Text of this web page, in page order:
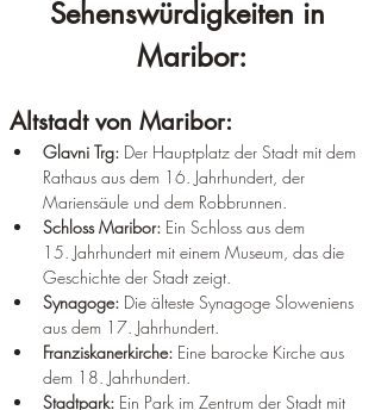
Sehenswürdigkeiten in
Maribor:
Altstadt von Maribor:
Glavni Trg: Der Hauptplatz der Stadt mit dem
Rathaus aus dem 16. Jahrhundert, der
Mariensäule und dem Robbrunnen.
Schloss Maribor: Ein Schloss aus dem
15. Jahrhundert mit einem Museum, das die
Geschichte der Stadt zeigt.
Synagoge: Die älteste Synagoge Sloweniens
aus dem 17. Jahrhundert.
Franziskanerkirche: Eine barocke Kirche aus
dem 18. Jahrhundert.
Stadtpark: Ein Park im Zentrum der Stadt mit